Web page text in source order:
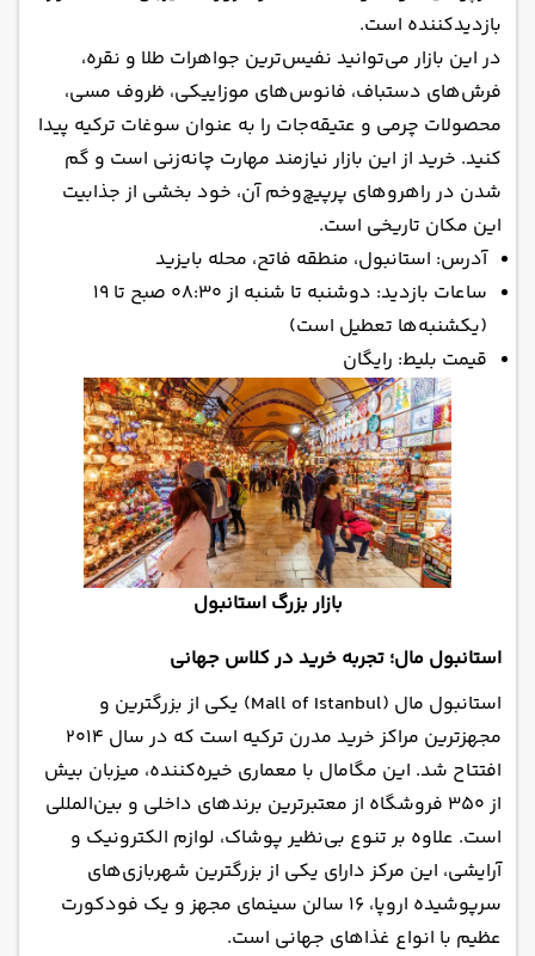
بازدیدکننده است.
در این بازار می‌توانید نفیس‌ترین جواهرات طلا و نقره،
فرش‌های دستباف، فانوس‌های موزاییکی، ظروف مسی،
محصولات چرمی و عتیقه‌جات را به عنوان سوغات ترکیه پیدا
کنید. خرید از این بازار نیازمند مهارت چانه‌زنی است و گم
شدن در راهروهای پرپیچ‌وخم آن، خود بخشی از جذابیت
این مکان تاریخی است.
آدرس: استانبول، منطقه فاتح، محله بایزید
ساعات بازدید: دوشنبه تا شنبه از ۰۸:۳۰ صبح تا ۱۹
(یکشنبه‌ها تعطیل است)
قیمت بلیط: رایگان
بازار بزرگ استانبول
استانبول مال؛ تجربه خرید در کلاس جهانی
استانبول مال (Mall of Istanbul) یکی از بزرگترین و
مجهزترین مراکز خرید مدرن ترکیه است که در سال ۲۰۱۴
افتتاح شد. این مگامال با معماری خیره‌کننده، میزبان بیش
از ۳۵۰ فروشگاه از معتبرترین برندهای داخلی و بین‌المللی
است. علاوه بر تنوع بی‌نظیر پوشاک، لوازم الکترونیک و
آرایشی، این مرکز دارای یکی از بزرگترین شهربازی‌های
سرپوشیده اروپا، ۱۶ سالن سینمای مجهز و یک فودکورت
عظیم با انواع غذاهای جهانی است.